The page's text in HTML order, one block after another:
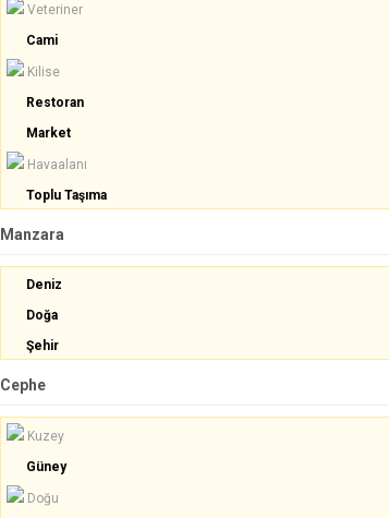
Veteriner
Cami
Kilise
Restoran
Market
Havaalanı
Toplu Taşıma
Manzara
Deniz
Doğa
Şehir
Cephe
Kuzey
Güney
Doğu